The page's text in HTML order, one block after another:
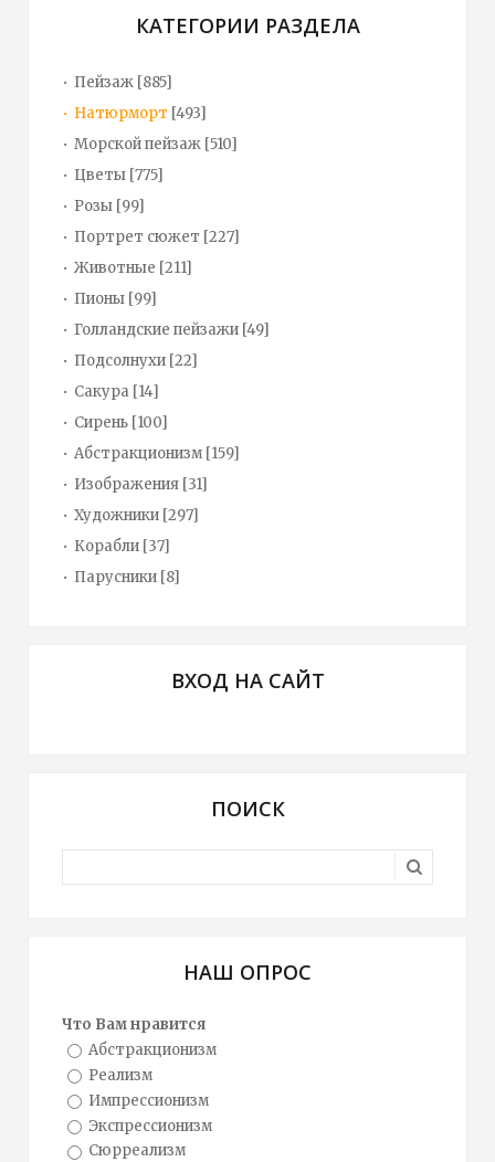
КАТЕГОРИИ РАЗДЕЛА
Пейзаж [885]
Натюрморт [493]
Морской пейзаж [510]
Цветы [775]
Розы [99]
Портрет сюжет [227]
Животные [211]
Пионы [99]
Голландские пейзажи [49]
Подсолнухи [22]
Сакура [14]
Сирень [100]
Абстракционизм [159]
Изображения [31]
Художники [297]
Корабли [37]
Парусники [8]
ВХОД НА САЙТ
ПОИСК
НАШ ОПРОС
Что Вам нравится
Абстракционизм
Реализм
Импрессионизм
Экспрессионизм
Сюрреализм